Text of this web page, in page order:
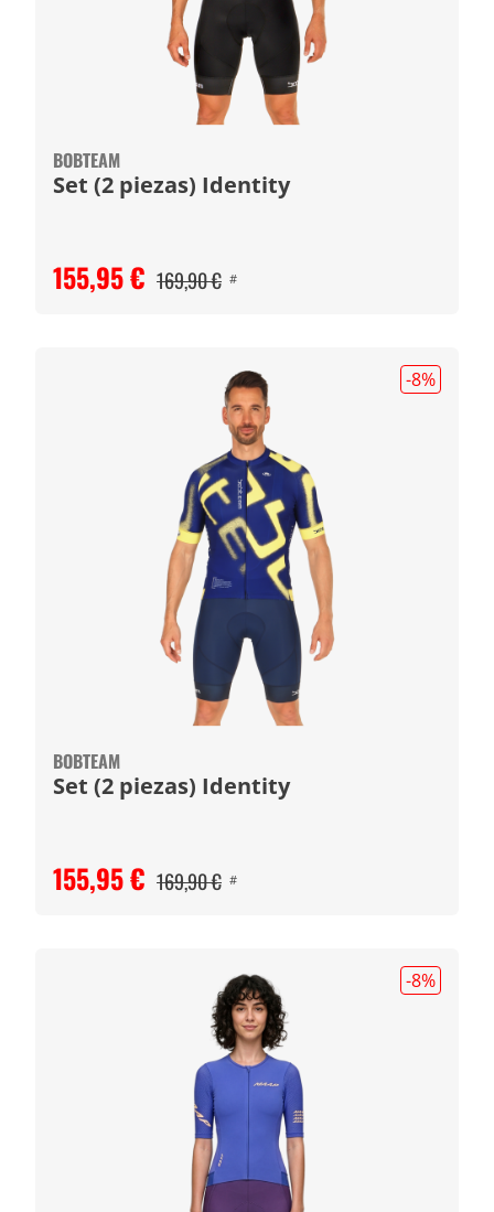
BOBTEAM
Set (2 piezas) Identity
155,95 € 169,90 € #
-8%
BOBTEAM
Set (2 piezas) Identity
155,95 € 169,90 € #
-8%